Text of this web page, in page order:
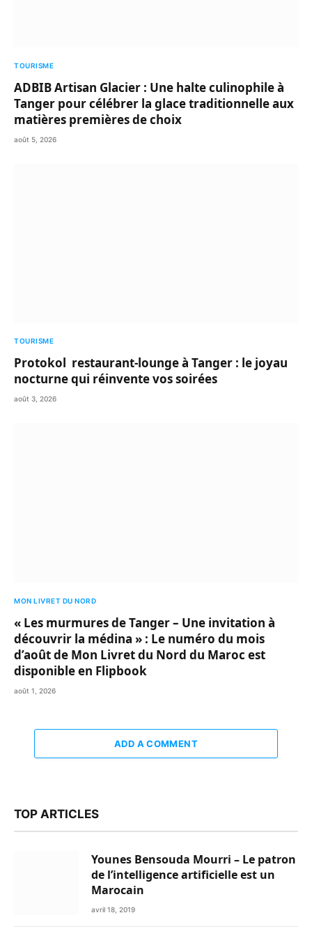
TOURISME
ADBIB Artisan Glacier : Une halte culinophile à
Tanger pour célébrer la glace traditionnelle aux
matières premières de choix
août 5, 2026
TOURISME
Protokol restaurant-lounge à Tanger : le joyau
nocturne qui réinvente vos soirées
août 3, 2026
MON LIVRET DU NORD
« Les murmures de Tanger – Une invitation à
découvrir la médina » : Le numéro du mois
d’août de Mon Livret du Nord du Maroc est
disponible en Flipbook
août 1, 2026
ADD A COMMENT
TOP ARTICLES
Younes Bensouda Mourri – Le patron
de l’intelligence artificielle est un
Marocain
avril 18, 2019